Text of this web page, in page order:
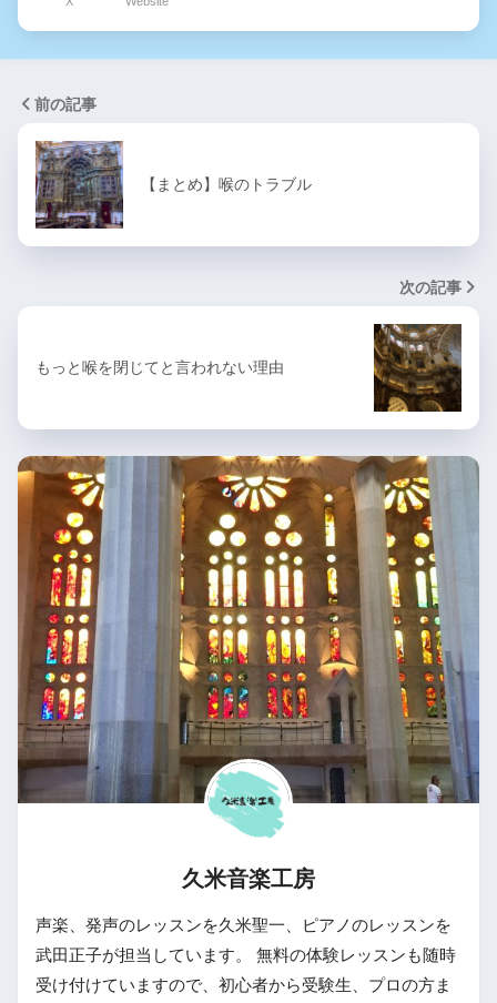
前の記事
【まとめ】喉のトラブル
次の記事
もっと喉を閉じてと言われない理由
久米音楽工房
声楽、発声のレッスンを久米聖一、ピアノのレッスンを
武田正子が担当しています。 無料の体験レッスンも随時
受け付けていますので、初心者から受験生、プロの方ま